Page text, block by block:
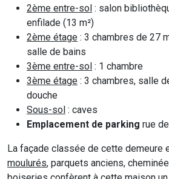
2ème entre-sol : salon
enfilade (13 m²)
2ème étage : 3 chambres de 27
salle de bains
3ème entre-sol : 1 chambre
3ème étage : 3 chambres, salle
douche
Sous-sol : caves
Emplacement de parking rue
La façade classée de cette demeure
moulurés, parquets anciens,